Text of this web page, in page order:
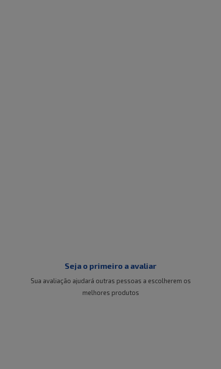
Seja o primeiro a avaliar
Sua avaliação ajudará outras pessoas a escolherem os
melhores produtos